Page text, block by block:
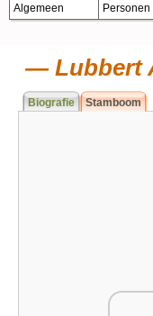
Algemeen Personen
Lubbert
Biografie Stamboom